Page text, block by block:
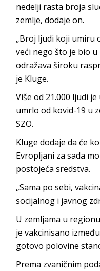
nedelji rasta broja
zemlje, dodaje on.
„Broj ljudi koji umiru
veći nego što je bio
odražava široku
je Kluge.
Više od 21.000 ljudi
umrlo od kovid-19 u
SZO.
Kluge dodaje da će
Evropljani za sada
postojeća sredstva.
„Sama po sebi,
socijalnog i javnog
U zemljama u
je vakcinisano
gotovo polovine
Prema zvaničnim